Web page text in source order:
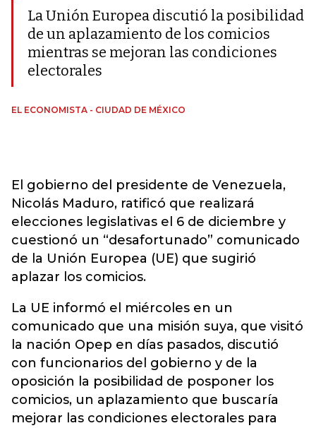
La Unión Europea discutió la posibilidad
de un aplazamiento de los comicios
mientras se mejoran las condiciones
electorales
EL ECONOMISTA - CIUDAD DE MÉXICO
El gobierno del presidente de Venezuela,
Nicolás Maduro, ratificó que realizará
elecciones legislativas el 6 de diciembre y
cuestionó un “desafortunado” comunicado
de la Unión Europea (UE) que sugirió
aplazar los comicios.
La UE informó el miércoles en un
comunicado que una misión suya, que visitó
la nación Opep en días pasados, discutió
con funcionarios del gobierno y de la
oposición la posibilidad de posponer los
comicios, un aplazamiento que buscaría
mejorar las condiciones electorales para